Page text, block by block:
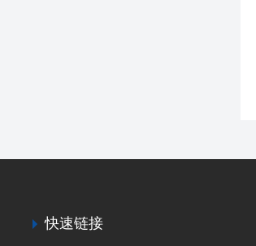
快速链接